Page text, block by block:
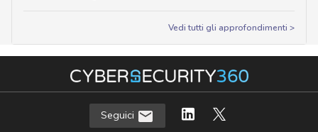
Vedi tutti gli approfondimenti >
Seguici